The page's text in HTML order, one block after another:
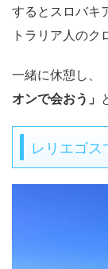
するとスロバキ
トラリア人のク
一緒に休憩し、
オンで会おう」
レリエゴ